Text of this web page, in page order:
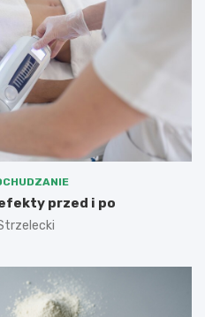
przed i po